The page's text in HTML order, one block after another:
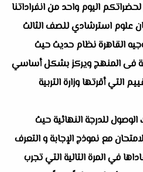
اليوم واحد من انفراداتنا
علوم استرشادي للصف الثالث
الترم الأول 2026 لتوجيه القاهرة نظام حديث حيث
فى المنهج ويركز بشكل أساسي
التي أقرتها وزارة التربية
للدرجة النهائية حيث
مع نموذج الإجابة و التعرف
في المرة التالية التي تجرب